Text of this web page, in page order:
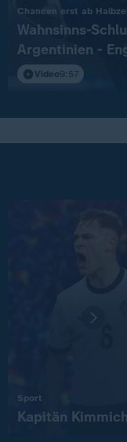
Chancen erst ab
Wahnsinns-
Argentinien -
Video9:57
Sport
Kapitän